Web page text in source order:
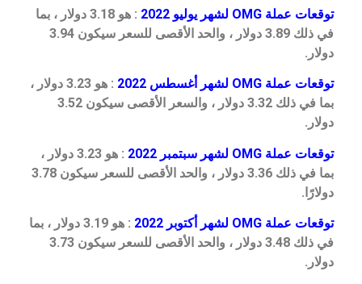
توقعات عملة OMG لشهر يوليو 2022
: هو 3.18 دولار ، بما
في ذلك 3.89 دولار ، والحد الأقصى للسعر سيكون 3.94
دولار.
توقعات عملة OMG لشهر أغسطس 2022
: هو 3.23 دولار ،
بما في ذلك 3.32 دولار ، والسعر الأقصى سيكون 3.52
دولار.
توقعات عملة OMG لشهر سبتمبر 2022
: هو 3.23 دولار ،
بما في ذلك 3.36 دولار ، والحد الأقصى للسعر سيكون 3.78
دولارًا.
توقعات عملة OMG لشهر أكتوبر 2022
: هو 3.19 دولار ، بما
في ذلك 3.48 دولار ، والحد الأقصى للسعر سيكون 3.73
دولار.